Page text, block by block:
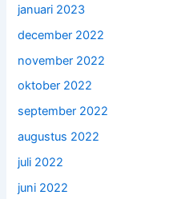
januari 2023
december 2022
november 2022
oktober 2022
september 2022
augustus 2022
juli 2022
juni 2022